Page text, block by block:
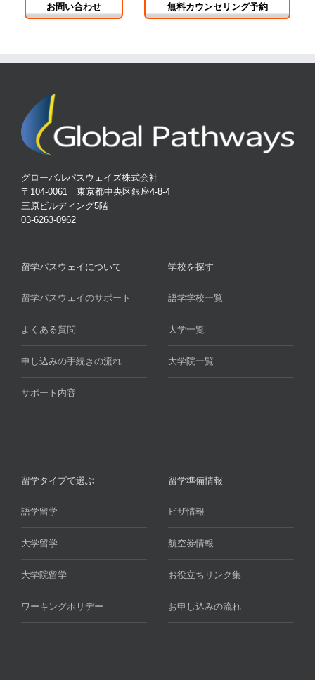
お問い合わせ 無料カウンセリング予約
グローバルパスウェイズ株式会社
〒104-0061 東京都中央区銀座4-8-4
三原ビルディング5階
03-6263-0962
留学パスウェイについて
留学パスウェイのサポート
よくある質問
申し込みの手続きの流れ
サポート内容
学校を探す
語学学校一覧
大学一覧
大学院一覧
留学タイプで選ぶ
語学留学
大学留学
大学院留学
ワーキングホリデー
留学準備情報
ビザ情報
航空券情報
お役立ちリンク集
お申し込みの流れ